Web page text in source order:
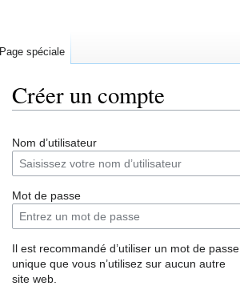
Créer un compte
à
à
Nom d’utilisateur
Mot de passe
Il est recommandé d’utiliser un mot de passe
unique que vous n’utilisez sur aucun autre
site web.
Page spéciale